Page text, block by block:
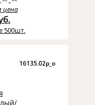
цена
500шт.
16135.02p_o